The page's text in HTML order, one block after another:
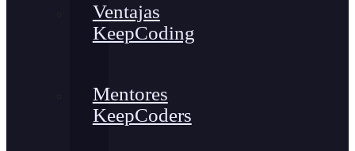
Ventajas
KeepCoding
Mentores
KeepCoders